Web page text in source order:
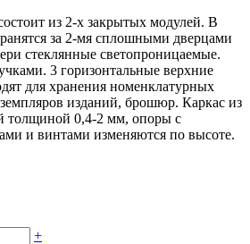
из 2-х закрытых модулей. В
за 2-мя сплошными дверцами
стеклянные светопроницаемые.
3 горизонтальные верхние
для хранения номенклатурных
изданий, брошюр. Каркас из
толщиной 0,4-2 мм, опоры с
и винтами изменяются по высоте.
+